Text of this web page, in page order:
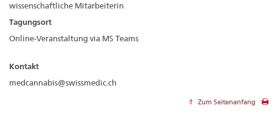
wissenschaftliche Mitarbeiterin
Tagungsort
Online-Veranstaltung via MS Teams
Kontakt
medcannabis@swissmedic.ch
Zum Seitenanfang